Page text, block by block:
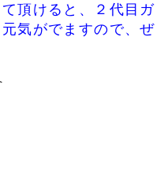
頂けると、２代目ガ
気がでますので、ぜ